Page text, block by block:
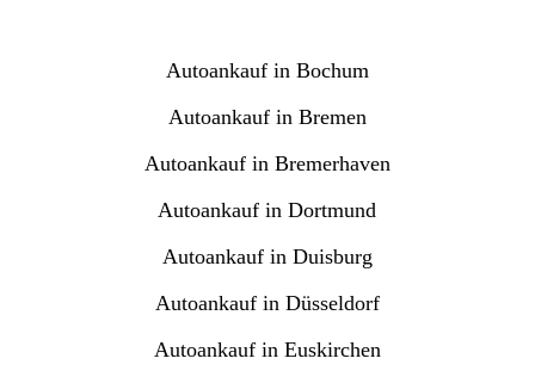
Autoankauf in Bochum
Autoankauf in Bremen
Autoankauf in Bremerhaven
Autoankauf in Dortmund
Autoankauf in Duisburg
Autoankauf in Düsseldorf
Autoankauf in Euskirchen